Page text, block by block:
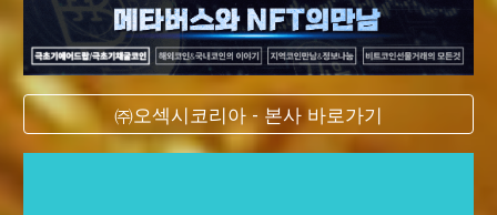
㈜오섹시코리아 - 본사 바로가기